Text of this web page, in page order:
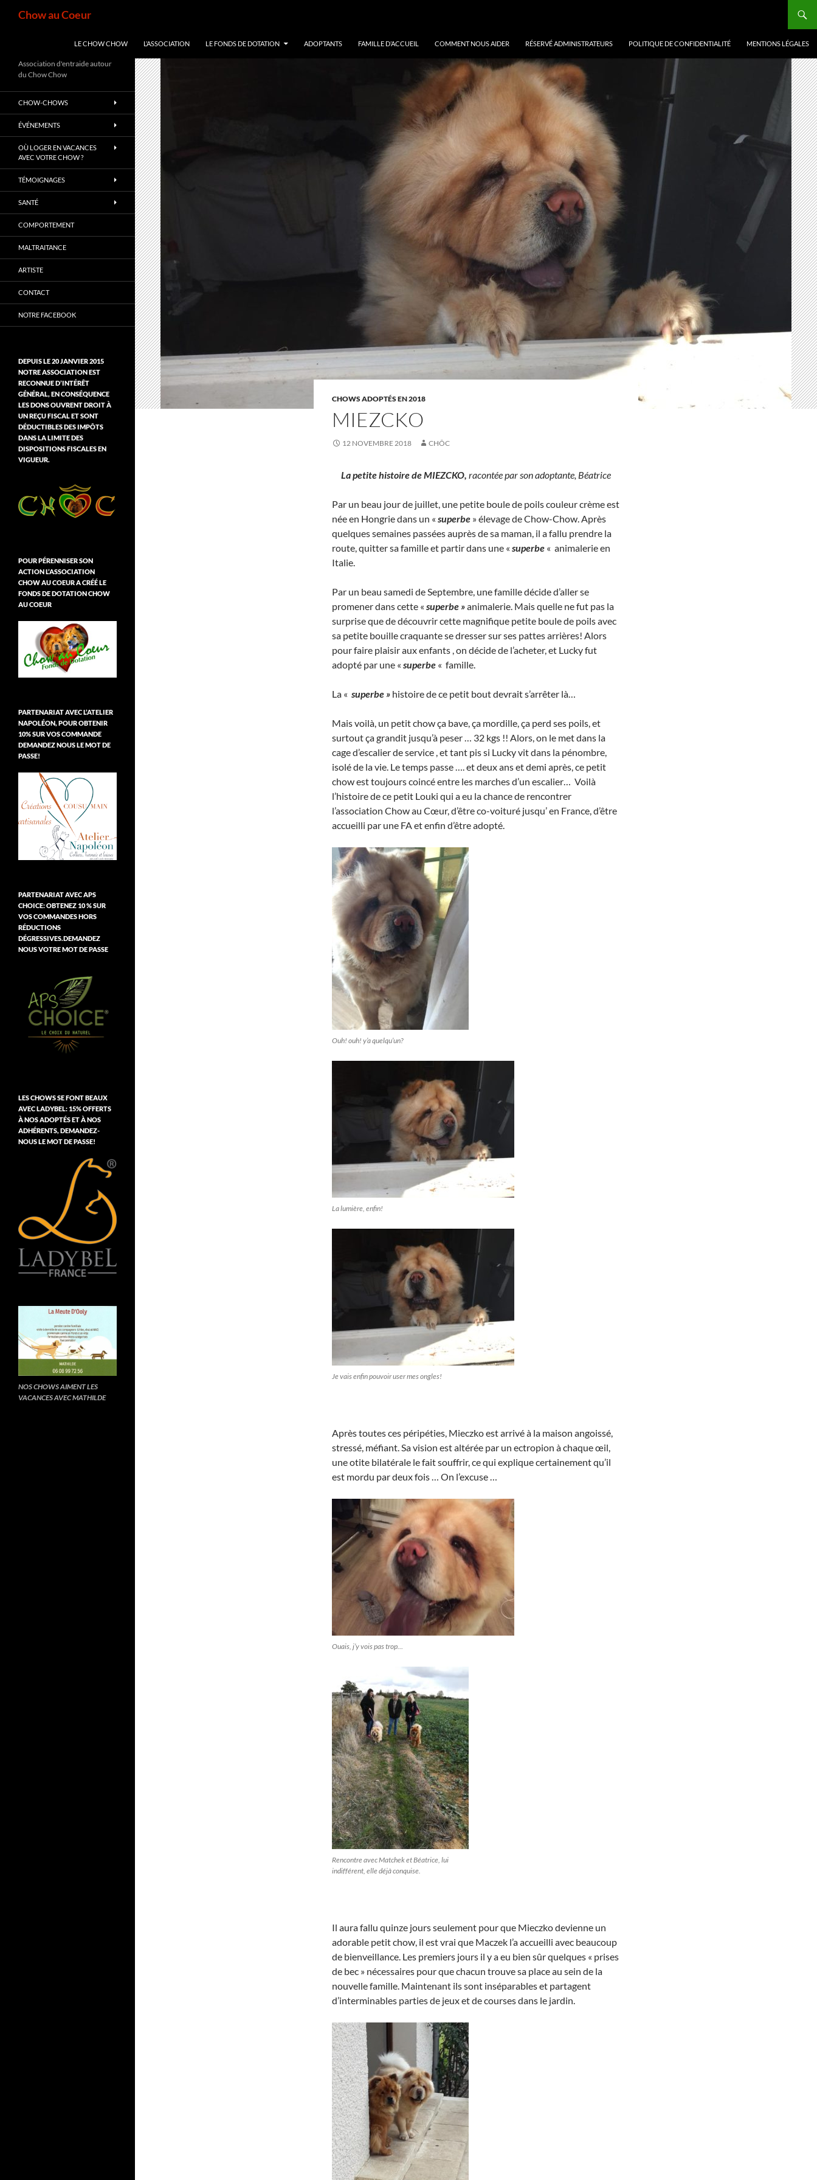
Chow au Coeur
LE CHOW CHOW L’ASSOCIATION LE FONDS DE DOTATION ADOPTANTS FAMILLE D’ACCUEIL COMMENT NOUS AIDER RÉSERVÉ ADMINISTRATEURS POLITIQUE DE CONFIDENTIALITÉ MENTIONS LÉGALES
CHOWS ADOPTÉS EN 2018
MIEZCKO
12 NOVEMBRE 2018 CHÔC
La petite histoire de MIEZCKO, racontée par son adoptante, Béatrice
Par un beau jour de juillet, une petite boule de poils couleur crème est
née en Hongrie dans un « superbe » élevage de Chow-Chow. Après
quelques semaines passées auprès de sa maman, il a fallu prendre la
route, quitter sa famille et partir dans une « superbe « animalerie en
Italie.
Par un beau samedi de Septembre, une famille décide d’aller se
promener dans cette « superbe »animalerie. Mais quelle ne fut pas la
surprise que de découvrir cette magnifique petite boule de poils avec
sa petite bouille craquante se dresser sur ses pattes arrières! Alors
pour faire plaisir aux enfants , on décide de l’acheter, et Lucky fut
adopté par une « superbe « famille.
La « superbe » histoire de ce petit bout devrait s’arrêter là…
Mais voilà, un petit chow ça bave, ça mordille, ça perd ses poils, et
surtout ça grandit jusqu’à peser … 32 kgs !! Alors, on le met dans la
cage d’escalier de service , et tant pis si Lucky vit dans la pénombre,
isolé de la vie. Le temps passe …. et deux ans et demi après, ce petit
chow est toujours coincé entre les marches d’un escalier… Voilà
l’histoire de ce petit Louki qui a eu la chance de rencontrer
l’association Chow au Cœur, d’être co-voituré jusqu’ en France, d’être
accueilli par une FA et enfin d’être adopté.
Ouh! ouh! y’a quelqu’un?
La lumière, enfin!
Je vais enfin pouvoir user mes ongles!
Après toutes ces péripéties, Mieczko est arrivé à la maison angoissé,
stressé, méfiant. Sa vision est altérée par un ectropion à chaque œil,
une otite bilatérale le fait souffrir, ce qui explique certainement qu’il
est mordu par deux fois … On l’excuse …
Ouais, j’y vois pas trop…
Rencontre avec Matchek et Béatrice, lui
indifférent, elle déjà conquise.
Il aura fallu quinze jours seulement pour que Mieczko devienne un
adorable petit chow, il est vrai que Maczek l’a accueilli avec beaucoup
de bienveillance. Les premiers jours il y a eu bien sûr quelques « prises
de bec » nécessaires pour que chacun trouve sa place au sein de la
nouvelle famille. Maintenant ils sont inséparables et partagent
d’interminables parties de jeux et de courses dans le jardin.
Association d'entraide autour
du Chow Chow
CHOW-CHOWS
ÉVÉNEMENTS
OÙ LOGER EN VACANCES
AVEC VOTRE CHOW ?
TÉMOIGNAGES
SANTÉ
COMPORTEMENT
MALTRAITANCE
ARTISTE
CONTACT
NOTRE FACEBOOK
DEPUIS LE 20 JANVIER 2015
NOTRE ASSOCIATION EST
RECONNUE D’INTÉRÊT
GÉNÉRAL, EN CONSÉQUENCE
LES DONS OUVRENT DROIT À
UN REÇU FISCAL ET SONT
DÉDUCTIBLES DES IMPÔTS
DANS LA LIMITE DES
DISPOSITIONS FISCALES EN
VIGUEUR.
POUR PÉRENNISER SON
ACTION L’ASSOCIATION
CHOW AU COEUR A CRÉÉ LE
FONDS DE DOTATION CHOW
AU COEUR
PARTENARIAT AVEC L’ATELIER
NAPOLÉON, POUR OBTENIR
10% SUR VOS COMMANDE
DEMANDEZ NOUS LE MOT DE
PASSE!
PARTENARIAT AVEC APS
CHOICE: OBTENEZ 10 % SUR
VOS COMMANDES HORS
RÉDUCTIONS
DÉGRESSIVES.DEMANDEZ
NOUS VOTRE MOT DE PASSE
LES CHOWS SE FONT BEAUX
AVEC LADYBEL: 15% OFFERTS
À NOS ADOPTÉS ET À NOS
ADHÉRENTS, DEMANDEZ-
NOUS LE MOT DE PASSE!
NOS CHOWS AIMENT LES
VACANCES AVEC MATHILDE